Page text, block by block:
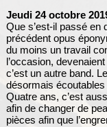
Jeudi 24 octobre
Que s’est-il passé en
précédent opus
du moins un travail
l’occasion,
c’est un autre band.
désormais
Quatre ans, c’est
afin de changer de
pièces afin que